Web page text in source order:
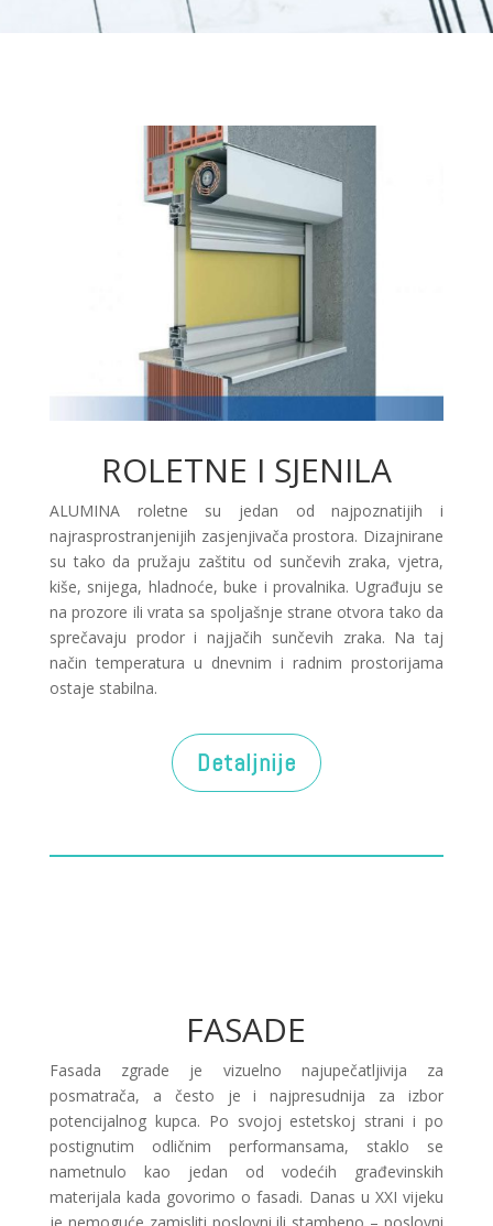
ROLETNE I SJENILA
ALUMINA roletne su jedan od najpoznatijih i
najrasprostranjenijih zasjenjivača prostora. Dizajnirane
su tako da pružaju zaštitu od sunčevih zraka, vjetra,
kiše, snijega, hladnoće, buke i provalnika. Ugrađuju se
na prozore ili vrata sa spoljašnje strane otvora tako da
sprečavaju prodor i najjačih sunčevih zraka. Na taj
način temperatura u dnevnim i radnim prostorijama
ostaje stabilna.
Detaljnije
FASADE
Fasada zgrade je vizuelno najupečatljivija za
posmatrača, a često je i najpresudnija za izbor
potencijalnog kupca. Po svojoj estetskoj strani i po
postignutim odličnim performansama, staklo se
nametnulo kao jedan od vodećih građevinskih
materijala kada govorimo o fasadi. Danas u XXI vijeku
je nemoguće zamisliti poslovni ili stambeno – poslovni